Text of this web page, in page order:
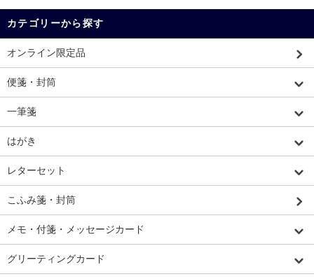
カテゴリーから探す
オンライン限定品
便箋・封筒
一筆箋
はがき
レターセット
こふみ箋・封筒
メモ・付箋・メッセージカード
グリーティングカード